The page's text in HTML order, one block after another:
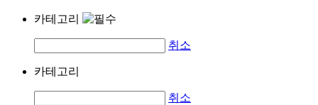
카테고리
취소
카테고리
취소